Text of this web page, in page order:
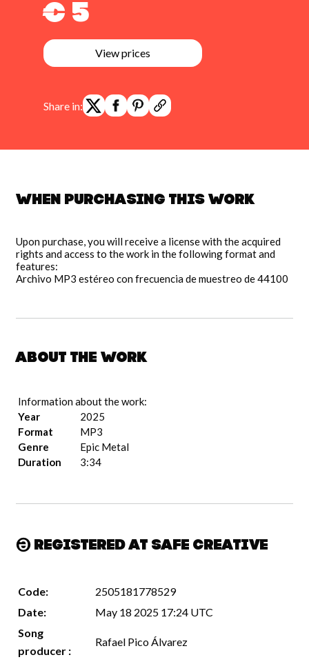
€ 5
View prices
Share in:
When purchasing this work
Upon purchase, you will receive a license with the acquired
rights and access to the work in the following format and
features:
Archivo MP3 estéreo con frecuencia de muestreo de 44100
About the work
Information about the work:
Year
2025
Format
MP3
Genre
Epic Metal
Duration
3:34
Registered at Safe Creative
Code:
2505181778529
Date:
May 18 2025 17:24 UTC
Song
producer :
Rafael Pico Álvarez